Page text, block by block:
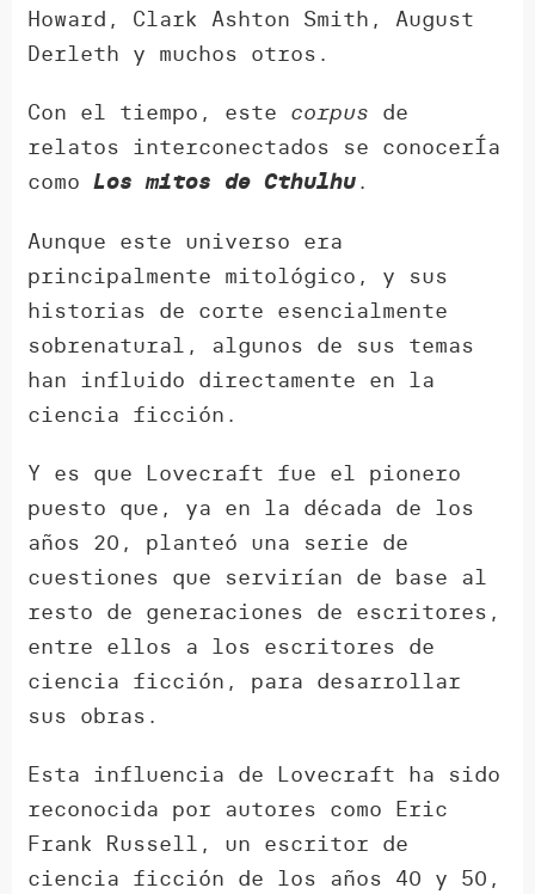
Howard, Clark Ashton Smith, August
Derleth y muchos otros.
Con el tiempo, este corpus de
relatos interconectados se conocerÍa
comoLos mitos de Cthulhu.
Aunque este universo era
principalmente mitológico, y sus
historias de corte esencialmente
sobrenatural, algunos de sus temas
han influido directamente en la
ciencia ficción.
Y es que Lovecraft fue el pionero
puesto que, ya en la década de los
años 20, planteó una serie de
cuestiones que servirían de base al
resto de generaciones de escritores,
entre ellos a los escritores de
ciencia ficción, para desarrollar
sus obras.
Esta influencia de Lovecraft ha sido
reconocida por autores como Eric
Frank Russell, un escritor de
ciencia ficción de los años 40 y 50,